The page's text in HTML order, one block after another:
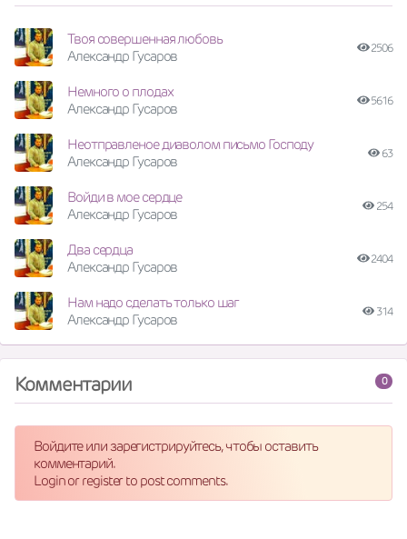
Твоя совершенная любовь
Александр Гусаров
2506
Немного о плодах
Александр Гусаров
5616
Неотправленое диаволом письмо Господу
Александр Гусаров
63
Войди в мое сердце
Александр Гусаров
254
Два сердца
Александр Гусаров
2404
Нам надо сделать только шаг
Александр Гусаров
314
0
Комментарии
Войдите или зарегистрируйтесь, чтобы оставить
комментарий.
Login or register to post comments.